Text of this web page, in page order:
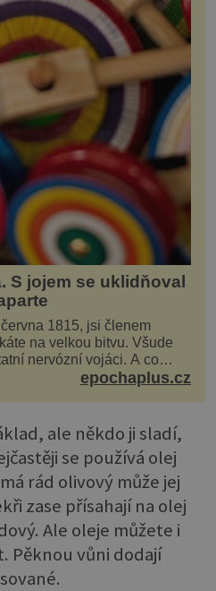
S jojem se uklidňoval
1815, jsi členem
na velkou bitvu. Všude
nervózní vojáci. A co
Zdá se v...epochaplus.cz
ale někdo ji sladí,
se používá olej
rád olivový může jej
zase přísahají na olej
Ale oleje můžete i
Pěknou vůni dodají